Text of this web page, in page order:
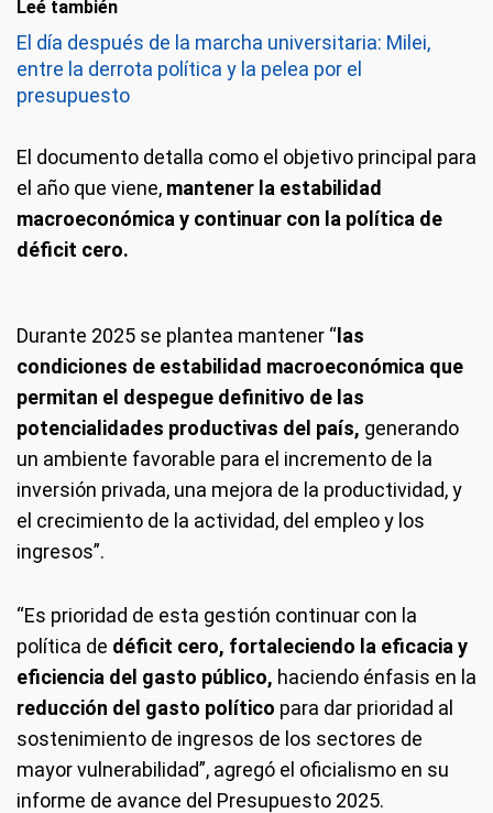
Leé también
El día después de la marcha universitaria: Milei,
entre la derrota política y la pelea por el
presupuesto
El documento detalla como el objetivo principal para
el año que viene, mantener la estabilidad
macroeconómica y continuar con la política de
déficit cero.
Durante 2025 se plantea mantener “las
condiciones de estabilidad macroeconómica que
permitan el despegue definitivo de las
potencialidades productivas del país, generando
un ambiente favorable para el incremento de la
inversión privada, una mejora de la productividad, y
el crecimiento de la actividad, del empleo y los
ingresos”.
“Es prioridad de esta gestión continuar con la
política de déficit cero, fortaleciendo la eficacia y
eficiencia del gasto público, haciendo énfasis en la
reducción del gasto político para dar prioridad al
sostenimiento de ingresos de los sectores de
mayor vulnerabilidad”, agregó el oficialismo en su
informe de avance del Presupuesto 2025.